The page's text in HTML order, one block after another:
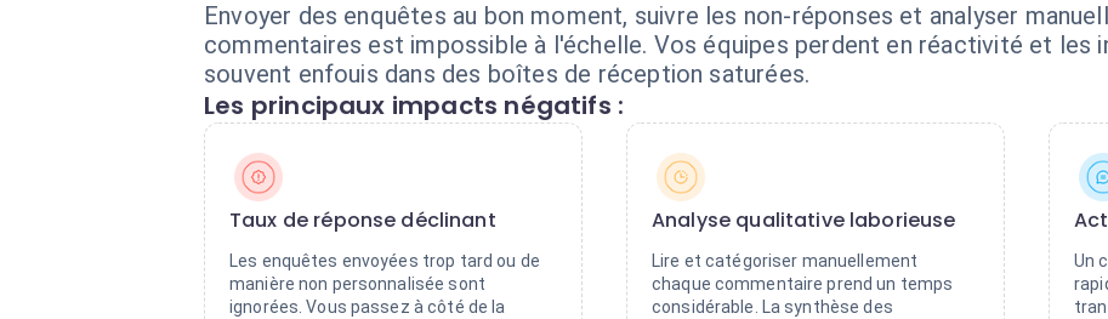
Envoyer des enquêtes au bon moment, suivre les non-réponses et analyser
commentaires est impossible à l'échelle. Vos équipes perdent en réactivité et les
souvent enfouis dans des boîtes de réception saturées.
Les principaux impacts négatifs :
Taux de réponse déclinant
Les enquêtes envoyées trop tard ou de
manière non personnalisée sont
ignorées. Vous passez à côté de la
Analyse qualitative laborieuse
Lire et catégoriser manuellement
chaque commentaire prend un temps
considérable. La synthèse des
Un